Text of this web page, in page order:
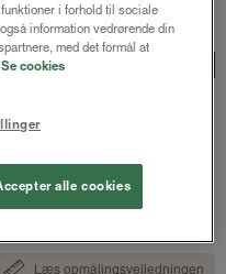
up and down
up and
Læs opmålingsvejledningen
i forhold til sociale
information vedrørende din
med det formål at
Se cookies
alle cookies